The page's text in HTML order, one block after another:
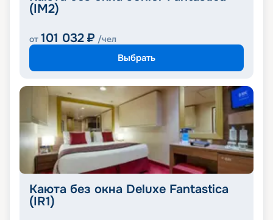
(IM2)
от 101 032 ₽ /чел
Выбрать
Каюта без окна Deluxe Fantastica
(IR1)